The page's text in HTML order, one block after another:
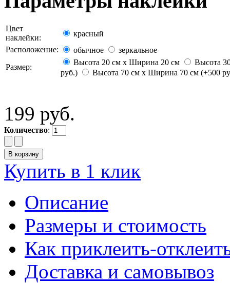
Цвет
наклейки:
красный
Расположение:
обычное
зеркальное
Размер:
Высота 20 см х Ширина 20 см
Высота
руб.)
Высота 70 см х Ширина 70 см (+500
199 руб.
Количество:
Купить в 1 клик
Описание
Размеры и стоимость
Как приклеить-
Доставка и самовывоз